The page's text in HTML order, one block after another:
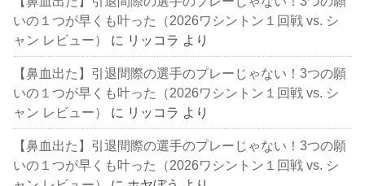
いの１つが早くも叶った（2026ワシントン１回戦 vs. シ
ャン レビュー）
に リッコラ より
【鼻血出た】引退間際の選手のプレーじゃない！3つの願
いの１つが早くも叶った（2026ワシントン１回戦 vs. シ
ャン レビュー）
に リッコラ より
【鼻血出た】引退間際の選手のプレーじゃない！3つの願
いの１つが早くも叶った（2026ワシントン１回戦 vs. シ